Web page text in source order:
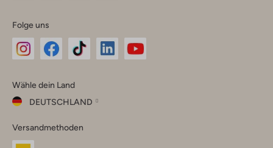
Folge uns
Instagram
Facebook
TikTok
Wähle dein Land
DEUTSCHLAND
dein
Land
Versandmethoden